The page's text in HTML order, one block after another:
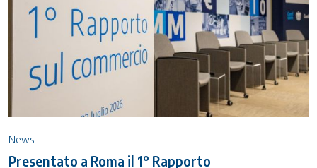
News
Presentato a Roma il 1° Rapporto